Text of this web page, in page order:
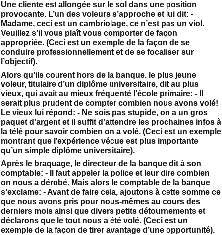
Une cliente est allongée sur le sol dans une position
provocante. L’un des voleurs s’approche et lui dit: -
Madame, ceci est un cambriolage, ce n’est pas un viol.
Veuillez s’il vous plaît vous comporter de façon
appropriée. (Ceci est un exemple de la façon de se
conduire professionnellement et de se focaliser sur
l’objectif).
Alors qu’ils courent hors de la banque, le plus jeune
voleur, titulaire d’un diplôme universitaire, dit au plus
vieux, qui avait au mieux fréquenté l’école primaire: - Il
serait plus prudent de compter combien nous avons volé!
Le vieux lui répond: - Ne sois pas stupide, on a un gros
paquet d’argent et il suffit d’attendre les prochaines infos à
la télé pour savoir combien on a volé. (Ceci est un exemple
montrant que l’expérience vécue est plus importante
qu’un simple diplôme universitaire).
Après le braquage, le directeur de la banque dit à son
comptable: - Il faut appeler la police et leur dire combien
on nous a dérobé. Mais alors le comptable de la banque
s’exclame: - Avant de faire cela, ajoutons à cette somme ce
que nous avons pris pour nous-mêmes au cours des
derniers mois ainsi que divers petits détournements et
déclarons que le tout nous a été volé. (Ceci est un
exemple de la façon de tirer avantage d’une opportunité).